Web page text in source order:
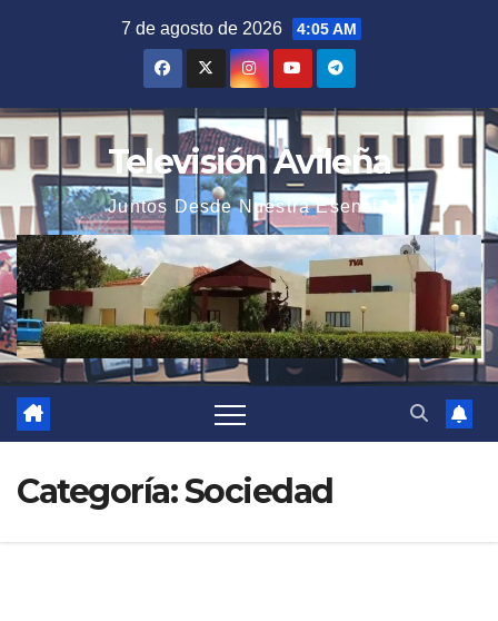
7 de agosto de 2026 4:05 AM
Televisión Avileña
Juntos Desde Nuestra Esencia
Categoría:Sociedad